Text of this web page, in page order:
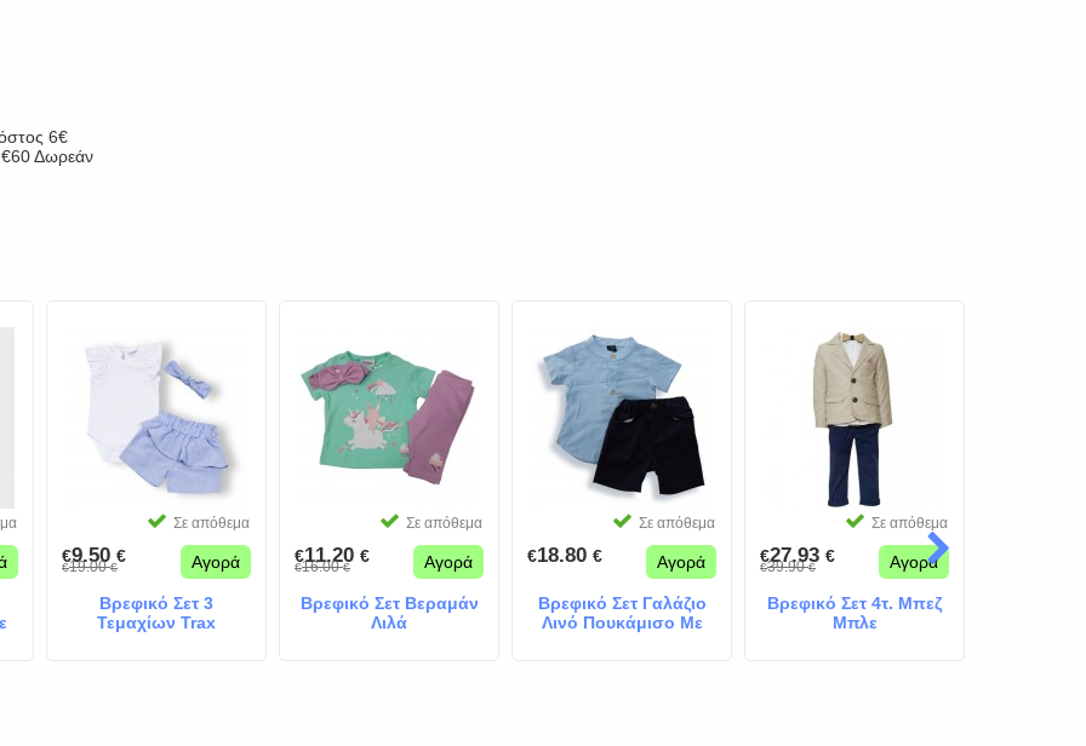
6€
€60 Δωρεάν
Σε απόθεμα
€9.50 €
€19.00€ Αγορά
Βρεφικό Σετ 3
Τεμαχίων Trax
Σε απόθεμα
€11.20 €
€16.00€ Αγορά
Βρεφικό Σετ Βεραμάν
Λιλά
Σε απόθεμα
€18.80 € Αγορά
Βρεφικό Σετ Γαλάζιο
Λινό Πουκάμισο Με
Σε απόθεμα
€27.93 €
€39.90€ Αγορά
Βρεφικό Σετ 4τ. Μπεζ
Μπλε